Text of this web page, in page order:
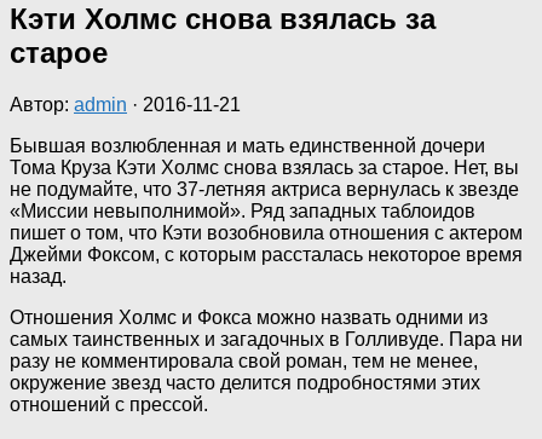
Кэти Холмс снова взялась за
старое
Автор: admin · 2016-11-21
Бывшая возлюбленная и мать единственной дочери
Тома Круза Кэти Холмс снова взялась за старое. Нет, вы
не подумайте, что 37-летняя актриса вернулась к звезде
«Миссии невыполнимой». Ряд западных таблоидов
пишет о том, что Кэти возобновила отношения с актером
Джейми Фоксом, с которым рассталась некоторое время
назад.
Отношения Холмс и Фокса можно назвать одними из
самых таинственных и загадочных в Голливуде. Пара ни
разу не комментировала свой роман, тем не менее,
окружение звезд часто делится подробностями этих
отношений с прессой.